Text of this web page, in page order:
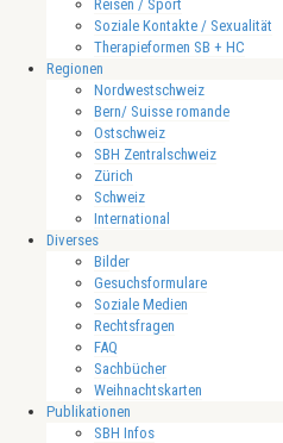
Reisen / Sport
Soziale Kontakte / Sexualität
Therapieformen SB + HC
Regionen
Nordwestschweiz
Bern/ Suisse romande
Ostschweiz
SBH Zentralschweiz
Zürich
Schweiz
International
Diverses
Bilder
Gesuchsformulare
Soziale Medien
Rechtsfragen
FAQ
Sachbücher
Weihnachtskarten
Publikationen
SBH Infos